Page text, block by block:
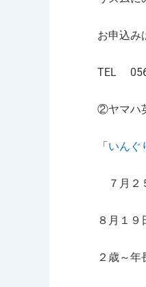
お申込
TEL
②ヤマハ
「いんぐ
７月２
８月１９
２歳～年